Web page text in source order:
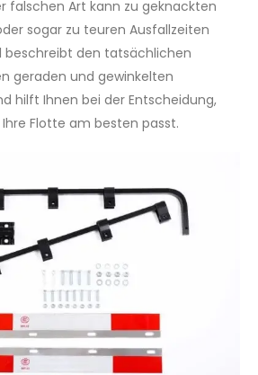
falschen Art kann zu geknackten
sogar zu teuren Ausfallzeiten
beschreibt den tatsächlichen
geraden und gewinkelten
hilft Ihnen bei der Entscheidung,
Flotte am besten passt.